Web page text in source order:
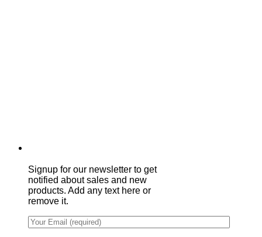
Signup for our newsletter to get
notified about sales and new
products. Add any text here or
remove it.